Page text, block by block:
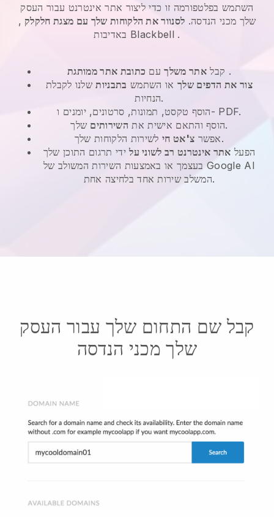
השתמש בפלטפורמה זו כדי ליצור אתר אינטרנט עבור העסק
שלך מכני הנדסה. לסנוור את הלקוחות שלך עם מצגת חלקלק ,
Blackbell .
קבל אתר משלךעם כתובת אתר ממותגת
.
צור את הדפים שלך או השתמש בתבניותשלנו לקבלת
הנחיות.
הוסף טקסט, תמונות, סרטונים, יומנים ו- PDF.
הוסף והתאם אישית את השירותים
שלך.
אפשר צ'אט חי
לשירות הלקוחות שלך.
הפעל אתר אינטרנט רב לשוני עלידי תרגום התוכן שלך
בעצמך או באמצעות השירות המשולב של Google AI
המשלב שירות אחד בלחיצה אחת.
קבל שם התחום שלך עבור העסק
שלך מכני הנדסה